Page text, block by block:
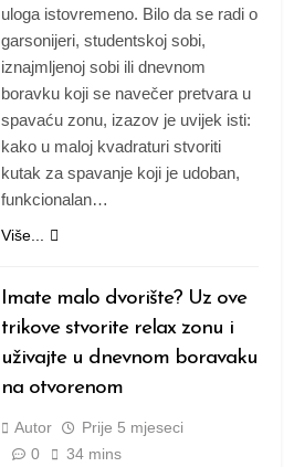
uloga istovremeno. Bilo da se radi o
garsonijeri, studentskoj sobi,
iznajmljenoj sobi ili dnevnom
boravku koji se navečer pretvara u
spavaću zonu, izazov je uvijek isti:
kako u maloj kvadraturi stvoriti
kutak za spavanje koji je udoban,
funkcionalan…
Više...
Imate malo dvorište? Uz ove
trikove stvorite relax zonu i
uživajte u dnevnom boravaku
na otvorenom
Autor Prije 5 mjeseci
0
34 mins